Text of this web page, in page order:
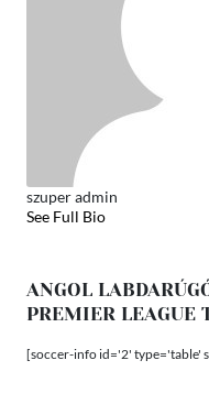
szuper admin
See Full Bio
ANGOL
PREMIER LEAGUE
[soccer-info id='2' type='table'